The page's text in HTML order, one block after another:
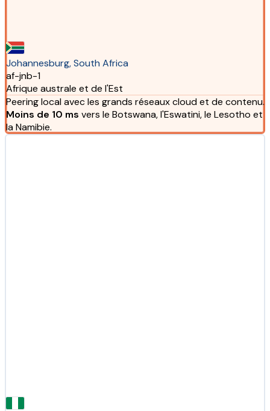
Johannesburg, South Africa
af-jnb-1
Afrique australe et de l'Est
Peering local avec les grands réseaux cloud et de contenu.
Moins de 10 ms vers le Botswana, l'Eswatini, le Lesotho et
la Namibie.